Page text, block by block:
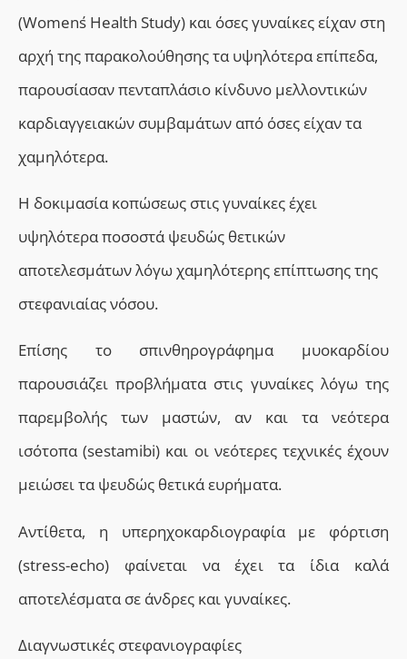
(Women΄s Health Study) και όσες γυναίκες είχαν στη
αρχή της παρακολούθησης τα υψηλότερα επίπεδα,
παρουσίασαν πενταπλάσιο κίνδυνο μελλοντικών
καρδιαγγειακών συμβαμάτων από όσες είχαν τα
χαμηλότερα.
H δοκιμασία κοπώσεως στις γυναίκες έχει
υψηλότερα ποσοστά ψευδώς θετικών
αποτελεσμάτων λόγω χαμηλότερης επίπτωσης της
στεφανιαίας νόσου.
Eπίσης το σπινθηρογράφημα μυοκαρδίου
παρουσιάζει προβλήματα στις γυναίκες λόγω της
παρεμβολής των μαστών, αν και τα νεότερα
ισότοπα (sestamibi) και οι νεότερες τεχνικές έχουν
μειώσει τα ψευδώς θετικά ευρήματα.
Aντίθετα, η υπερηχοκαρδιογραφία με φόρτιση
(stress-echo) φαίνεται να έχει τα ίδια καλά
αποτελέσματα σε άνδρες και γυναίκες.
Διαγνωστικές στεφανιογραφίες